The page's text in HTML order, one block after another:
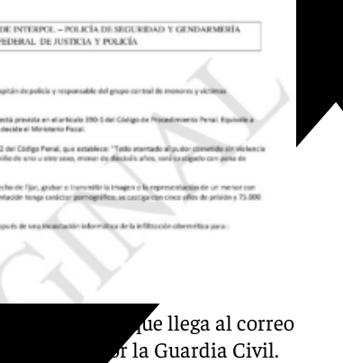
fraudulento que llega al correo
pasar por la Guardia Civil.